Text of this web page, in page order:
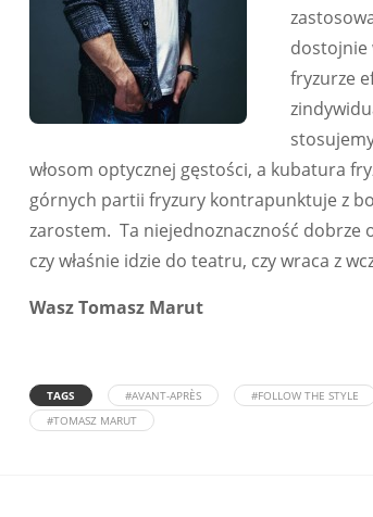
dostojnie
fryzurze
włosom optycznej gęstości, a kubatura
górnych partii fryzury kontrapunktuje z
zarostem. Ta niejednoznaczność dobrze
czy właśnie idzie do teatru, czy wraca z
Wasz Tomasz Marut
TAGS #AVANT-APRÈS #FOLLOW THE STYLE
#TOMASZ MARUT